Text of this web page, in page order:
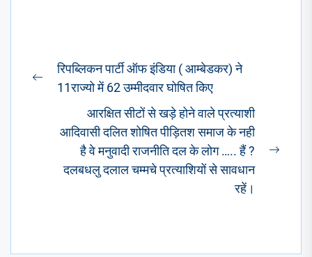
Post
navigation
Previous
रिपब्लिकन पार्टी ऑफ इंडिया ( आम्बेडकर) ने
11राज्यो में 62 उम्मीदवार घोषित किए
आरक्षित सीटों से खड़े होने वाले प्रत्याशी
आदिवासी दलित शोषित पीड़ितश समाज के नही
है वे मनुवादी राजनीति दल के लोग ….. हैं ?
दलबधलु दलाल चम्मचे प्रत्याशियों से सावधान
रहें।